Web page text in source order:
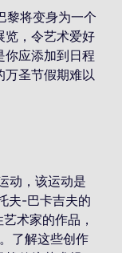
黎将变身为一个
览，令艺术爱好
你应添加到日程
万圣节假期难以
动，该运动是
夫-巴卡吉夫的
术家的作品，
了解这些创作